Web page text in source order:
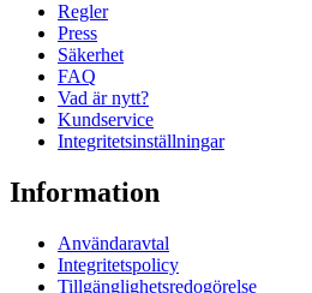
Regler
Press
Säkerhet
FAQ
Vad är nytt?
Kundservice
Integritetsinställningar
Information
Användaravtal
Integritetspolicy
Tillgänglighetsredogörelse